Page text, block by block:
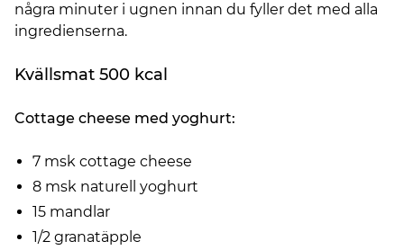
några minuter i ugnen innan du fyller det med alla
ingredienserna.
Kvällsmat 500 kcal
Cottage cheese med yoghurt:
7 msk cottage cheese
8 msk naturell yoghurt
15 mandlar
1/2 granatäpple